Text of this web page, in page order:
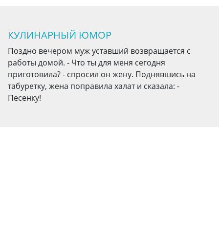
КУЛИНАРНЫЙ ЮМОР
Поздно вечером муж уставший возвращается с
работы домой. - Что ты для меня сегодня
приготовила? - спросил он жену. Поднявшись на
табуретку, жена поправила халат и сказала: -
Песенку!